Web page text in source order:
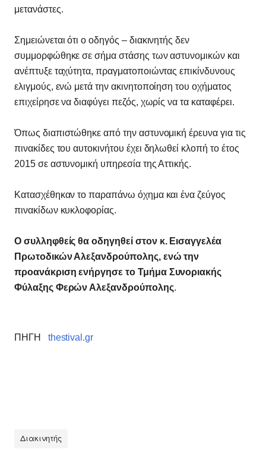
μετανάστες.
Σημειώνεται ότι ο οδηγός – διακινητής δεν
συμμορφώθηκε σε σήμα στάσης των αστυνομικών και
ανέπτυξε ταχύτητα, πραγματοποιώντας επικίνδυνους
ελιγμούς, ενώ μετά την ακινητοποίηση του οχήματος
επιχείρησε να διαφύγει πεζός, χωρίς να τα καταφέρει.
Όπως διαπιστώθηκε από την αστυνομική έρευνα για τις
πινακίδες του αυτοκινήτου έχει δηλωθεί κλοπή το έτος
2015 σε αστυνομική υπηρεσία της Αττικής.
Κατασχέθηκαν το παραπάνω όχημα και ένα ζεύγος
πινακίδων κυκλοφορίας.
Ο συλληφθείς θα οδηγηθεί στον κ. Εισαγγελέα
Πρωτοδικών Αλεξανδρούπολης, ενώ την
προανάκριση ενήργησε το Τμήμα Συνοριακής
Φύλαξης Φερών Αλεξανδρούπολης.
ΠΗΓΗ thestival.gr
Διακινητής